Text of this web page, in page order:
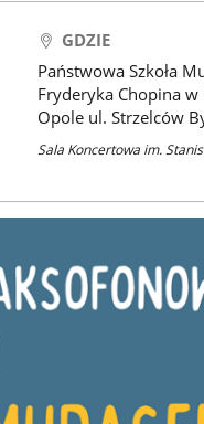
GDZIE
Państwowa Szkoła
Fryderyka Chopina w
Opole ul. Strzelców
Sala Koncertowa im.